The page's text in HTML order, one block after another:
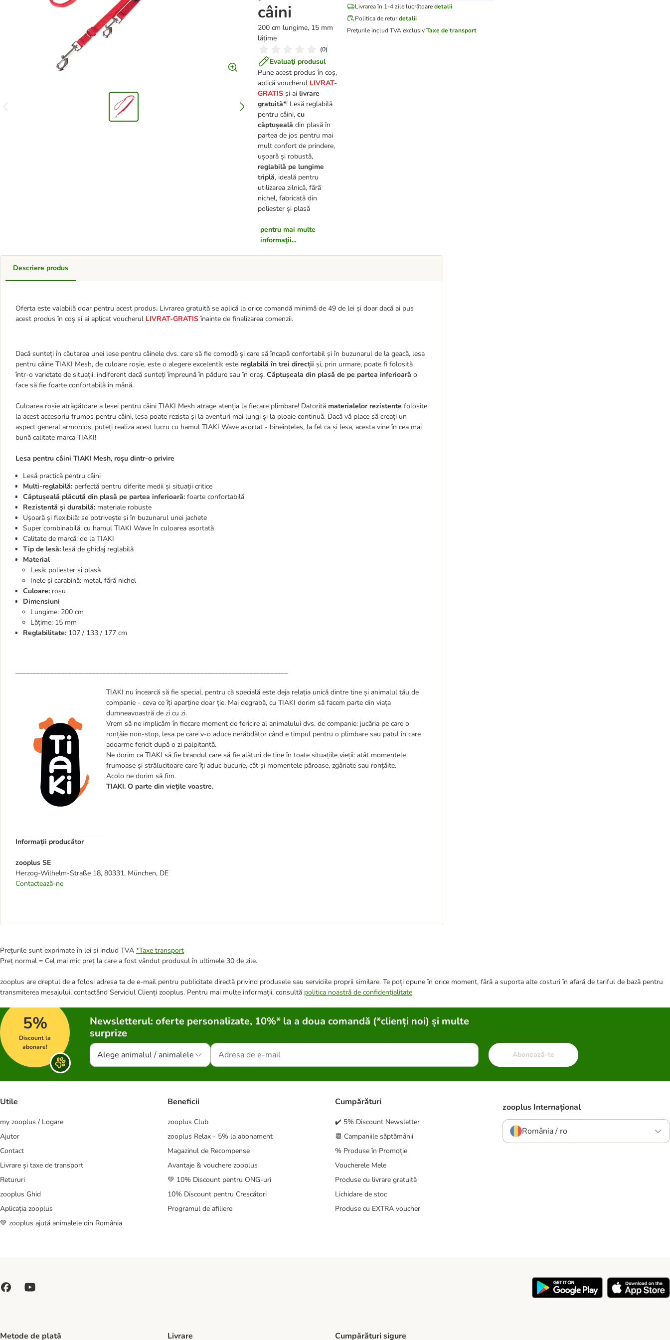
câini
200 cm lungime, 15 mm
lățime
(0)
Evaluaţi produsul
Pune acest produs în coș,
aplică voucherul LIVRAT-
GRATISși ailivrare
gratuită*! Lesă reglabilă
pentru câini, cu
căptușeală din plasă în
partea de jos pentru mai
mult confort de prindere,
ușoară și robustă,
reglabilă pe lungime
triplă, ideală pentru
utilizarea zilnică, fără
nichel, fabricată din
poliester și plasă
pentru mai multe
informaţii...
Livrarea în 1-4 zile lucrătoare detalii
Politica de retur detalii
Preţurile includ TVA.exclusivTaxe de transport
Descriere produs
Oferta este valabilă doar pentru acest produs. Livrarea gratuită se aplică la orice comandă minimă de 49 de lei și doar dacă ai pus
acest produs în coș și ai aplicat voucherul LIVRAT-GRATIS înainte de finalizarea comenzii.
Dacă sunteți în căutarea unei lese pentru câinele dvs. care să fie comodă și care să încapă confortabil și în buzunarul de la geacă, lesa
pentru câine TIAKI Mesh, de culoare roșie, este o alegere excelentă: este reglabilă în trei direcții și, prin urmare, poate fi folosită
într-o varietate de situații, indiferent dacă sunteți împreună în pădure sau în oraș. Căptușeala din plasă de pe partea inferioară o
face să fie foarte confortabilă în mână.
Culoarea roșie atrăgătoare a lesei pentru câini TIAKI Mesh atrage atenția la fiecare plimbare! Datorită materialelor rezistente folosite
la acest accesoriu frumos pentru câini, lesa poate rezista și la aventuri mai lungi și la ploaie continuă. Dacă vă place să creați un
aspect general armonios, puteți realiza acest lucru cu hamul TIAKI Wave asortat - bineînțeles, la fel ca și lesa, acesta vine în cea mai
bună calitate marca TIAKI!
Lesa pentru câini TIAKI Mesh, roșu dintr-o privire
Lesă practică pentru câini
Multi-reglabilă: perfectă pentru diferite medii și situații critice
Căptușeală plăcută din plasă pe partea inferioară: foarte confortabilă
Rezistentă și durabilă: materiale robuste
Ușoară și flexibilă: se potrivește și în buzunarul unei jachete
Super combinabilă: cu hamul TIAKI Wave în culoarea asortată
Calitate de marcă: de la TIAKI
Tip de lesă: lesă de ghidaj reglabilă
Material
Lesă: poliester și plasă
Inele și carabină: metal, fără nichel
Culoare: roșu
Dimensiuni
Lungime: 200 cm
Lățime: 15 mm
Reglabilitate: 107 / 133 / 177 cm
______________________________________________________________________________
TIAKI nu încearcă să fie special, pentru că specială este deja relația unică dintre tine și animalul tău de
companie - ceva ce îți aparține doar ție. Mai degrabă, cu TIAKI dorim să facem parte din viața
dumneavoastră de zi cu zi.
Vrem să ne implicăm în fiecare moment de fericire al animalului dvs. de companie: jucăria pe care o
ronțăie non-stop, lesa pe care v-o aduce nerăbdător când e timpul pentru o plimbare sau patul în care
adoarme fericit după o zi palpitantă.
Ne dorim ca TIAKI să fie brandul care să fie alături de tine în toate situațiile vieții: atât momentele
frumoase și strălucitoare care îți aduc bucurie, cât și momentele păroase, zgâriate sau ronțăite.
Acolo ne dorim să fim.
TIAKI. O parte din viețile voastre.
Informații producător
zooplus SE
Herzog-Wilhelm-Straße 18, 80331, München, DE
Contactează-ne
Prețurile sunt exprimate în lei și includ TVA *Taxe transport
Preț normal = Cel mai mic preț la care a fost vândut produsul în ultimele 30 de zile.
zooplus are dreptul de a folosi adresa ta de e-mail pentru publicitate directă privind produsele sau serviciile proprii similare. Te poți opune în orice moment, fără a suporta alte costuri în afară de tariful de bază pentru
transmiterea mesajului, contactând Serviciul Clienți zooplus. Pentru mai multe informații, consultă politica noastră de confidențialitate
5%
Discount la
abonare!
Newsletterul: oferte personalizate, 10%* la a doua comandă (*clienți noi) și multe
surprize
Alege animalul / animalele Abonează-te
Utile
my zooplus / Logare
Ajutor
Contact
Livrare și taxe de transport
Retururi
zooplus Ghid
Aplicația zooplus
💚 zooplus ajută animalele din România
Beneficii
zooplus Club
zooplus Relax - 5% la abonament
Magazinul de Recompense
Avantaje & vouchere zooplus
💚 10% Discount pentru ONG-uri
10% Discount pentru Crescători
Programul de afiliere
Cumpărături
✔️ 5% Discount Newsletter
📆 Campaniile săptămânii
% Produse în Promoție
Voucherele Mele
Produse cu livrare gratuită
Lichidare de stoc
Produse cu EXTRA voucher
zooplus Internațional
România / ro
Metode de plată Livrare Cumpărături sigure